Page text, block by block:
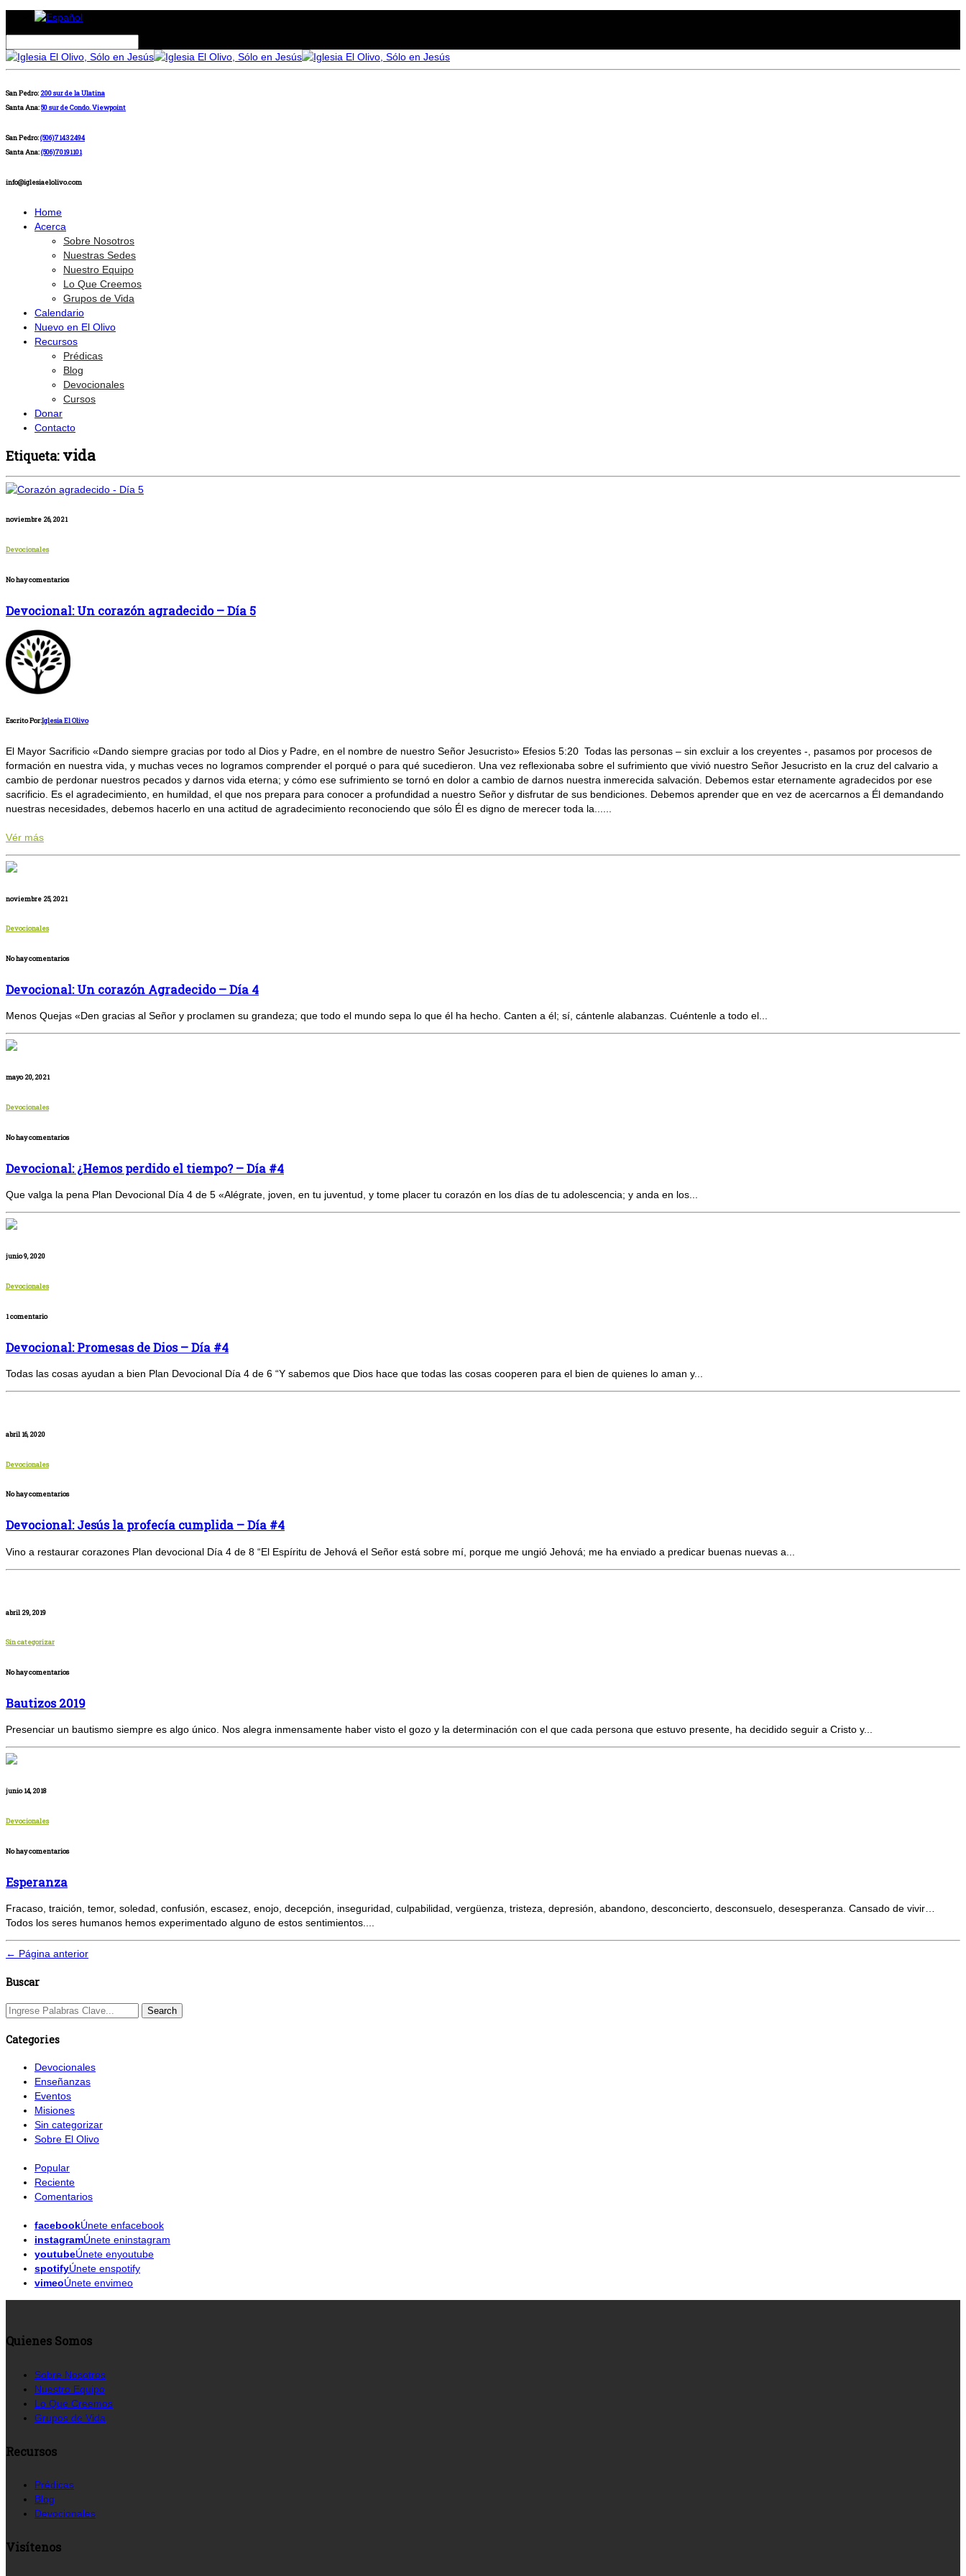
San Pedro: 200 sur de la Ulatina
Santa Ana:50 sur de Condo. Viewpoint
San Pedro:(506)71432494
Santa Ana:(506)70191101
info@iglesiaelolivo.com
Home
Acerca
Sobre Nosotros
Nuestras Sedes
Nuestro Equipo
Lo Que Creemos
Grupos de Vida
Calendario
Nuevo en El Olivo
Recursos
Prédicas
Blog
Devocionales
Cursos
Donar
Contacto
Etiqueta:vida
noviembre 26, 2021
Devocionales
No hay comentarios
Devocional: Un corazón agradecido – Día 5
Escrito Por:Iglesia El Olivo
El Mayor Sacrificio «Dando siempre gracias por todo al Dios y Padre, en el nombre de nuestro Señor Jesucristo» Efesios 5:20 Todas las personas – sin excluir a los creyentes -, pasamos por procesos de
formación en nuestra vida, y muchas veces no logramos comprender el porqué o para qué sucedieron. Una vez reflexionaba sobre el sufrimiento que vivió nuestro Señor Jesucristo en la cruz del calvario a
cambio de perdonar nuestros pecados y darnos vida eterna; y cómo ese sufrimiento se tornó en dolor a cambio de darnos nuestra inmerecida salvación. Debemos estar eternamente agradecidos por ese
sacrificio. Es el agradecimiento, en humildad, el que nos prepara para conocer a profundidad a nuestro Señor y disfrutar de sus bendiciones. Debemos aprender que en vez de acercarnos a Él demandando
nuestras necesidades, debemos hacerlo en una actitud de agradecimiento reconociendo que sólo Él es digno de merecer toda la......
Vér más
noviembre 25, 2021
Devocionales
No hay comentarios
Devocional: Un corazón Agradecido – Día 4
Menos Quejas «Den gracias al Señor y proclamen su grandeza; que todo el mundo sepa lo que él ha hecho. Canten a él; sí, cántenle alabanzas. Cuéntenle a todo el...
mayo 20, 2021
Devocionales
No hay comentarios
Devocional: ¿Hemos perdido el tiempo? – Día #4
Que valga la pena Plan Devocional Día 4 de 5 «Alégrate, joven, en tu juventud, y tome placer tu corazón en los días de tu adolescencia; y anda en los...
junio 9, 2020
Devocionales
1 comentario
Devocional: Promesas de Dios – Día #4
Todas las cosas ayudan a bien Plan Devocional Día 4 de 6 “Y sabemos que Dios hace que todas las cosas cooperen para el bien de quienes lo aman y...
abril 16, 2020
Devocionales
No hay comentarios
Devocional: Jesús la profecía cumplida – Día #4
Vino a restaurar corazones Plan devocional Día 4 de 8 “El Espíritu de Jehová el Señor está sobre mí, porque me ungió Jehová; me ha enviado a predicar buenas nuevas a...
abril 29, 2019
Sin categorizar
No hay comentarios
Bautizos 2019
Presenciar un bautismo siempre es algo único. Nos alegra inmensamente haber visto el gozo y la determinación con el que cada persona que estuvo presente, ha decidido seguir a Cristo y...
junio 14, 2018
Devocionales
No hay comentarios
Esperanza
Fracaso, traición, temor, soledad, confusión, escasez, enojo, decepción, inseguridad, culpabilidad, vergüenza, tristeza, depresión, abandono, desconcierto, desconsuelo, desesperanza. Cansado de vivir…
Todos los seres humanos hemos experimentado alguno de estos sentimientos....
← Página anterior
Buscar
Categories
Devocionales
Enseñanzas
Eventos
Misiones
Sin categorizar
Sobre El Olivo
Popular
Reciente
Comentarios
facebookÚnete enfacebook
instagramÚnete eninstagram
youtubeÚnete enyoutube
spotifyÚnete enspotify
vimeoÚnete envimeo
Quienes Somos
Sobre Nosotros
Nuestro Equipo
Lo Que Creemos
Grupos de Vida
Recursos
Prédicas
Blog
Devocionales
Visítenos